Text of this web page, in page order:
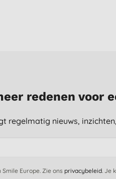
redenen voor
regelmatig nieuws,
Europe. Zie ons privacybeleid. Je